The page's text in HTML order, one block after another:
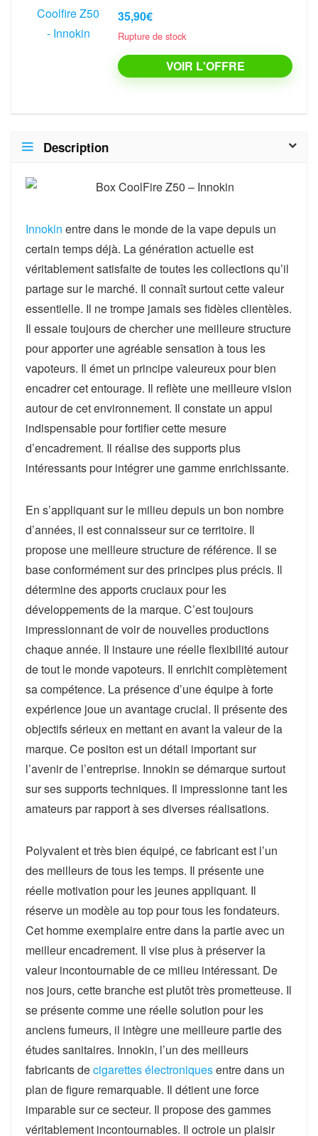
35,90€
Rupture de stock
VOIR L'OFFRE
Description
Innokin entre dans le monde de la vape depuis un
certain temps déjà. La génération actuelle est
véritablement satisfaite de toutes les collections qu’il
partage sur le marché. Il connaît surtout cette valeur
essentielle. Il ne trompe jamais ses fidèles clientèles.
Il essaie toujours de chercher une meilleure structure
pour apporter une agréable sensation à tous les
vapoteurs. Il émet un principe valeureux pour bien
encadrer cet entourage. Il reflète une meilleure vision
autour de cet environnement. Il constate un appui
indispensable pour fortifier cette mesure
d’encadrement. Il réalise des supports plus
intéressants pour intégrer une gamme enrichissante.
En s’appliquant sur le milieu depuis un bon nombre
d’années, il est connaisseur sur ce territoire. Il
propose une meilleure structure de référence. Il se
base conformément sur des principes plus précis. Il
détermine des apports cruciaux pour les
développements de la marque. C’est toujours
impressionnant de voir de nouvelles productions
chaque année. Il instaure une réelle flexibilité autour
de tout le monde vapoteurs. Il enrichit complètement
sa compétence. La présence d’une équipe à forte
expérience joue un avantage crucial. Il présente des
objectifs sérieux en mettant en avant la valeur de la
marque. Ce positon est un détail important sur
l’avenir de l’entreprise. Innokin se démarque surtout
sur ses supports techniques. Il impressionne tant les
amateurs par rapport à ses diverses réalisations.
Polyvalent et très bien équipé, ce fabricant est l’un
des meilleurs de tous les temps. Il présente une
réelle motivation pour les jeunes appliquant. Il
réserve un modèle au top pour tous les fondateurs.
Cet homme exemplaire entre dans la partie avec un
meilleur encadrement. Il vise plus à préserver la
valeur incontournable de ce milieu intéressant. De
nos jours, cette branche est plutôt très prometteuse. Il
se présente comme une réelle solution pour les
anciens fumeurs, il intègre une meilleure partie des
études sanitaires. Innokin, l’un des meilleurs
fabricants decigarettes électroniquesentre dans un
plan de figure remarquable. Il détient une force
imparable sur ce secteur. Il propose des gammes
véritablement incontournables. Il octroie un plaisir